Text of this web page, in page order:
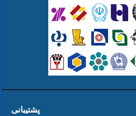
پشتیبانی